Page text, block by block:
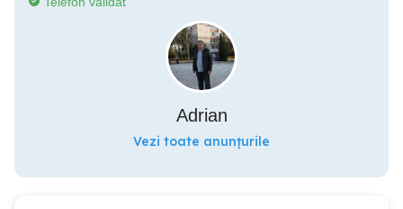
Adrian
Vezi toate anunțurile